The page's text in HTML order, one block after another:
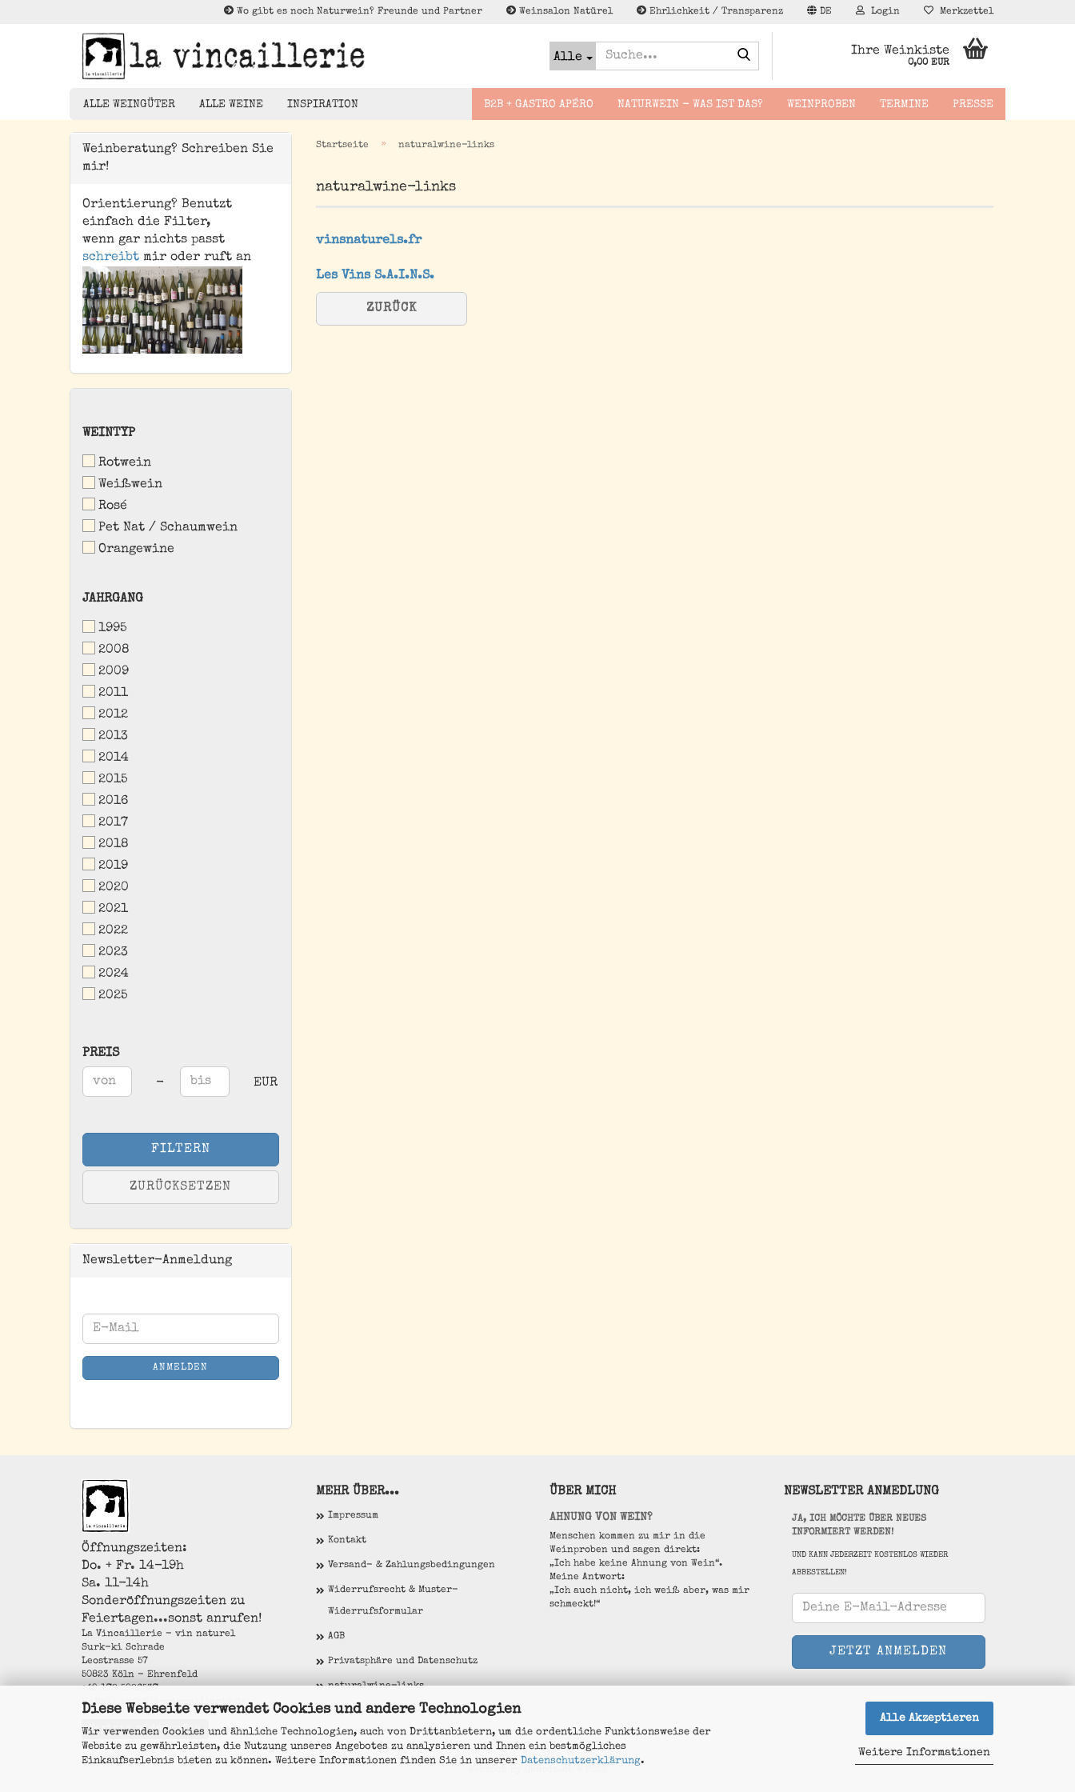
Diese Webseite verwendet Cookies und andere Technologien
Wir verwenden Cookies und ähnliche Technologien, auch von Drittanbietern, um die ordentliche Funktionsweise der
Website zu gewährleisten, die Nutzung unseres Angebotes zu analysieren und Ihnen ein bestmögliches
Einkaufserlebnis bieten zu können. Weitere Informationen finden Sie in unserer Datenschutzerklärung.
Alle Akzeptieren
Weitere Informationen
Wo gibt es noch Naturwein? Freunde und Partner Weinsalon Natürel Ehrlichkeit / Transparenz DE Login Merkzettel
Alle Ihre Weinkiste
0,00 EUR
ALLE WEINGÜTER ALLE WEINE
Weißwein
Rosé
Orangewein
Pet Nat/ Bubbles
Magnums - 1,5 Liter
Flaschen
Espana
Georgien
INSPIRATION
Kleiner Ausflug
B2B + GASTRO APÉRO NATURWEIN - WAS IST DAS? WEINPROBEN TERMINE PRESSE
Startseite » naturalwine-links
naturalwine-links
vinsnaturels.fr
Les Vins S.A.I.N.S.
ZURÜCK
Weinberatung? Schreiben Sie
mir!
Orientierung? Benutzt
einfach die Filter,
wenn gar nichts passt
schreibt mir oder ruft an
WEINTYP
WEINTYP
Rotwein
Weißwein
Rosé
Pet Nat / Schaumwein
Orangewine
JAHRGANG
JAHRGANG
1995
2008
2009
2011
2012
2013
2014
2015
2016
2017
2018
2019
2020
2021
2022
2023
2024
2025
PREIS
PREIS
Preis bis - EUR
FILTERN
ZURÜCKSETZEN
Newsletter-Anmeldung
WEITER
ZUR
NEWSLETTER-
ANMELDUNG
E-
Mail
ANMELDEN
MEHR ÜBER...
Impressum
Kontakt
Versand- & Zahlungsbedingungen
Widerrufsrecht & Muster-
Widerrufsformular
AGB
Privatsphäre und Datenschutz
naturalwine-links
Cookie Einstellungen
ÜBER MICH
AHNUNG VON WEIN?
Menschen kommen zu mir in die
Weinproben und sagen direkt:
„Ich habe keine Ahnung von Wein“.
Meine Antwort:
„Ich auch nicht, ich weiß aber, was mir
schmeckt!“
NEWSLETTER ANMEDLUNG
JA, ICH MÖCHTE ÜBER NEUES
INFORMIERT WERDEN!
UND KANN JEDERZEIT KOSTENLOS WIEDER
ABBESTELLEN!
Öffnungszeiten:
Do. + Fr. 14-19h
Sa. 11-14h
Sonderöffnungszeiten zu
Feiertagen...sonst anrufen!
La Vincaillerie - vin naturel
Surk-ki Schrade
Leostrasse 57
50823 Köln - Ehrenfeld
+49 172 5926537
E-Mail
info@la-vincaillerie.de
Vertrag widerrufen